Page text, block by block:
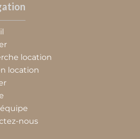
location
location
nous